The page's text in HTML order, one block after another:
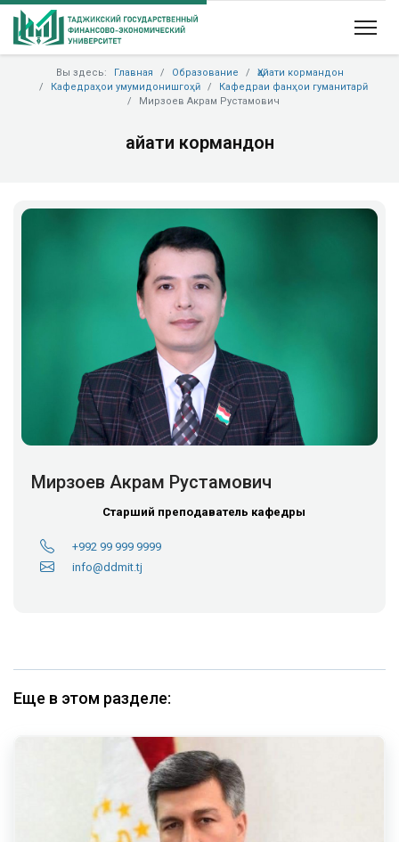
Вы здесь: Главная Образование
Ҳайати кормандон
Кафедраҳои умумидонишгоҳӣ
Кафедраи фанҳои гуманитарӣ
Мирзоев Акрам Рустамович
Ҳайати кормандон
Мирзоев Акрам Рустамович
Старший преподаватель кафедры
+992 99 999 9999
info@ddmit.tj
Еще в этом разделе: